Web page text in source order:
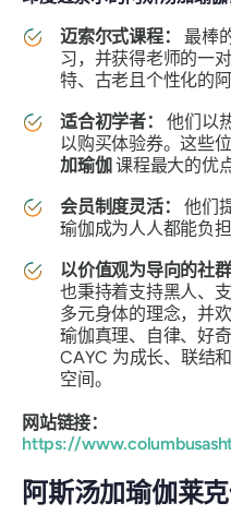
迈索尔式课程：
最棒
习，并获得老师的一
特、古老且个性化的
适合初学者：
他们以
以购买体验券。这些
加瑜伽课程最大的优
会员制度灵活：
他们
瑜伽成为人人都能负
以价值观为导向的社群
也秉持着支持黑人、
多元身体的理念，并
瑜伽真理、自律、好
CAYC 为成长、联结
空间。
网站链接：
https://
阿斯汤加瑜伽莱